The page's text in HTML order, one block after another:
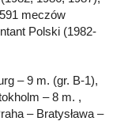
meczów
Polski (1982-
– 9 m. (gr. B-1),
– 8 m. ,
– Bratysława –